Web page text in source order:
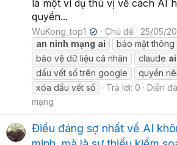
là một ví dụ thú vị về cách AI
quyền...
WuKong_top1 ✔ Chủ đề
25/05/
an ninh mạng ai
bảo mật thông
bảo vệ dữ liệu cá nhân
claude ai
dấu vết số trên google
quyền
xóa dấu vết số
Trả lời: 0 Diễn
mạng
Điều đáng sợ nhất về AI